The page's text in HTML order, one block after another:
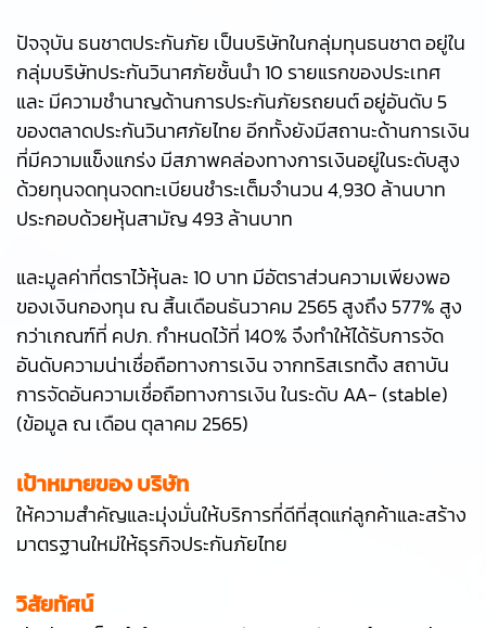
ปัจจุบัน ธนชาตประกันภัย เป็นบริษัทในกลุ่มทุนธนชาต อยู่ใน
กลุ่มบริษัทประกันวินาศภัยชั้นนำ 10 รายแรกของประเทศ
และ มีความชำนาญด้านการประกันภัยรถยนต์ อยู่อันดับ 5
ของตลาดประกันวินาศภัยไทย อีกทั้งยังมีสถานะด้านการเงิน
ที่มีความแข็งแกร่ง มีสภาพคล่องทางการเงินอยู่ในระดับสูง
ด้วยทุนจดทุนจดทะเบียนชำระเต็มจำนวน 4,930 ล้านบาท
ประกอบด้วยหุ้นสามัญ 493 ล้านบาท
และมูลค่าที่ตราไว้หุ้นละ 10 บาท มีอัตราส่วนความเพียงพอ
ของเงินกองทุน ณ สิ้นเดือนธันวาคม 2565 สูงถึง 577% สูง
กว่าเกณฑ์ที่ คปภ. กำหนดไว้ที่ 140% จึงทำให้ได้รับการจัด
อันดับความน่าเชื่อถือทางการเงิน จากทริสเรทติ้ง สถาบัน
การจัดอันความเชื่อถือทางการเงิน ในระดับ AA- (stable)
(ข้อมูล ณ เดือน ตุลาคม 2565)
เป้าหมายของ บริษัท
ให้ความสำคัญและมุ่งมั่นให้บริการที่ดีที่สุดแก่ลูกค้าและสร้าง
มาตรฐานใหม่ให้ธุรกิจประกันภัยไทย
วิสัยทัศน์